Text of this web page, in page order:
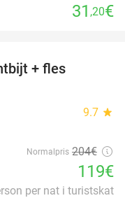
31 ,20€
+ fles
9.7 star
Normalpris 204€
119€
per nat i turistskat